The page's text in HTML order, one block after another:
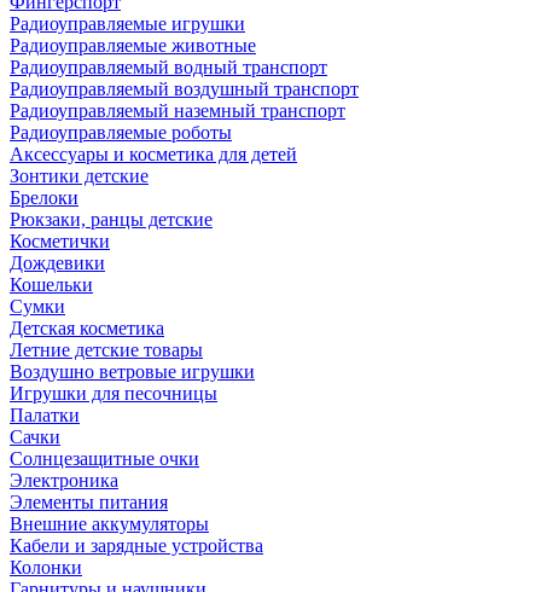
Радиоуправляемые игрушки
Радиоуправляемые животные
Радиоуправляемый водный транспорт
Радиоуправляемый воздушный транспорт
Радиоуправляемый наземный транспорт
Радиоуправляемые роботы
Аксессуары и косметика для детей
Зонтики детские
Брелоки
Рюкзаки, ранцы детские
Косметички
Дождевики
Кошельки
Сумки
Детская косметика
Летние детские товары
Воздушно ветровые игрушки
Игрушки для песочницы
Палатки
Сачки
Солнцезащитные очки
Электроника
Элементы питания
Внешние аккумуляторы
Кабели и зарядные устройства
Колонки